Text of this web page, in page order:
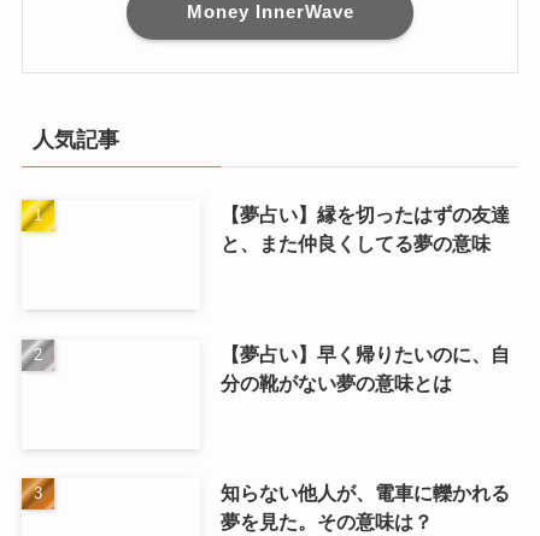
Money InnerWave
人気記事
【夢占い】縁を切ったはずの友達
と、また仲良くしてる夢の意味
【夢占い】早く帰りたいのに、自
分の靴がない夢の意味とは
知らない他人が、電車に轢かれる
夢を見た。その意味は？